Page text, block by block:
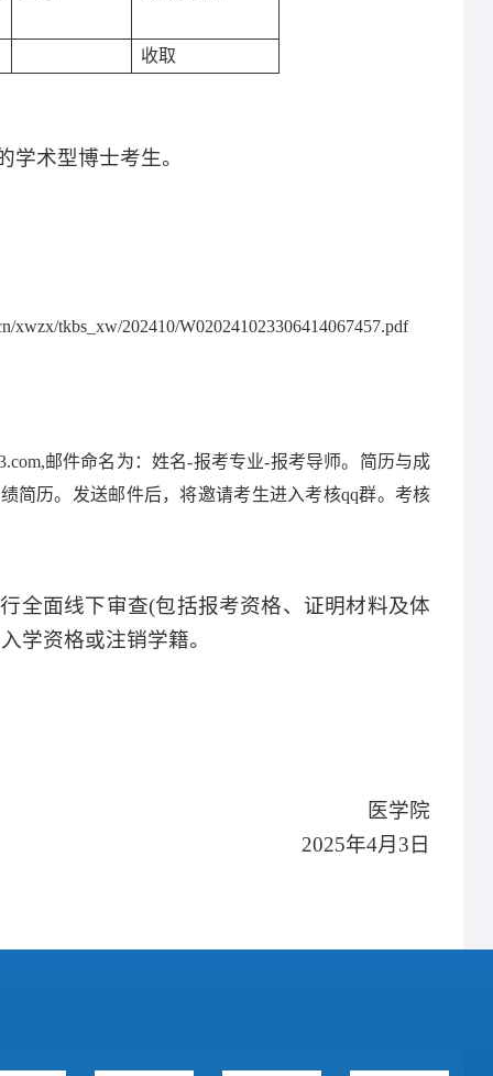
收取
学术型博士考生。
xwzx/tkbs_xw/202410/W020241023306414067457.pdf
邮件命名为：姓名-报考专业-报考导师。简历与成
简历。发送邮件后，将邀请考生进入考核qq群。考核
全面线下审查(包括报考资格、证明材料及体
学资格或注销学籍。
医学院
2025年4月 3 日